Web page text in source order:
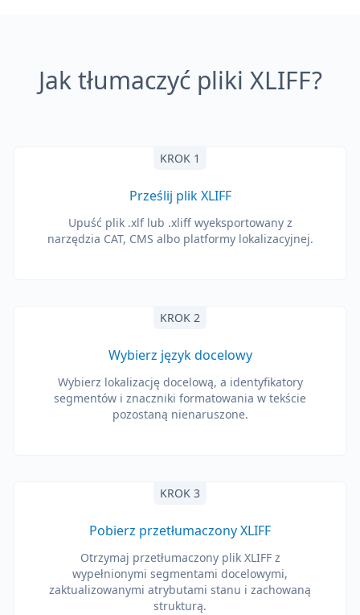
Jak tłumaczyć pliki XLIFF?
KROK 1
Prześlij plik XLIFF
Upuść plik .xlf lub .xliff wyeksportowany z
narzędzia CAT, CMS albo platformy lokalizacyjnej.
KROK 2
Wybierz język docelowy
Wybierz lokalizację docelową, a identyfikatory
segmentów i znaczniki formatowania w tekście
pozostaną nienaruszone.
KROK 3
Pobierz przetłumaczony XLIFF
Otrzymaj przetłumaczony plik XLIFF z
wypełnionymi segmentami docelowymi,
zaktualizowanymi atrybutami stanu i zachowaną
strukturą.